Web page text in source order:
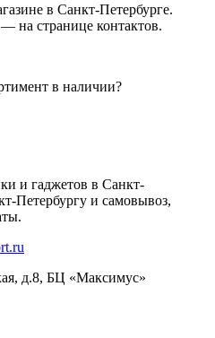
в Санкт-Петербурге.
на странице контактов.
в наличии?
и гаджетов в Санкт-
Петербургу и самовывоз,
д.8, БЦ «Максимус»